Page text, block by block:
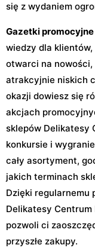
się z wydaniem
Gazetki
wiedzy dla
otwarci na
atrakcyjnie niskich
okazji dowiesz się
akcjach
sklepów Delikatesy
konkursie i
cały asortyment,
jakich terminach
Dzięki regularnemu
Delikatesy
pozwoli ci
przyszłe zakupy.